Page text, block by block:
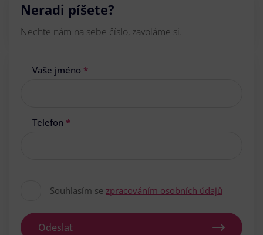
Neradi píšete?
Nechte nám na sebe číslo, zavoláme si.
Vaše jméno *
Telefon *
Souhlasím se zpracováním osobních údajů
Odeslat